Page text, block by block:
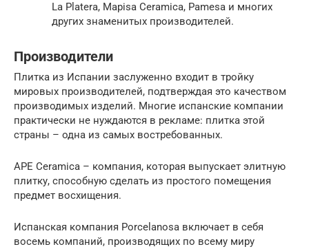
La Platera, Mapisa Ceramica, Pamesa и многих
других знаменитых производителей.
Производители
Плитка из Испании заслуженно входит в тройку
мировых производителей, подтверждая это качеством
производимых изделий. Многие испанские компании
практически не нуждаются в рекламе: плитка этой
страны – одна из самых востребованных.
APE Ceramica – компания, которая выпускает элитную
плитку, способную сделать из простого помещения
предмет восхищения.
Испанская компания Porcelanosa включает в себя
восемь компаний, производящих по всему миру